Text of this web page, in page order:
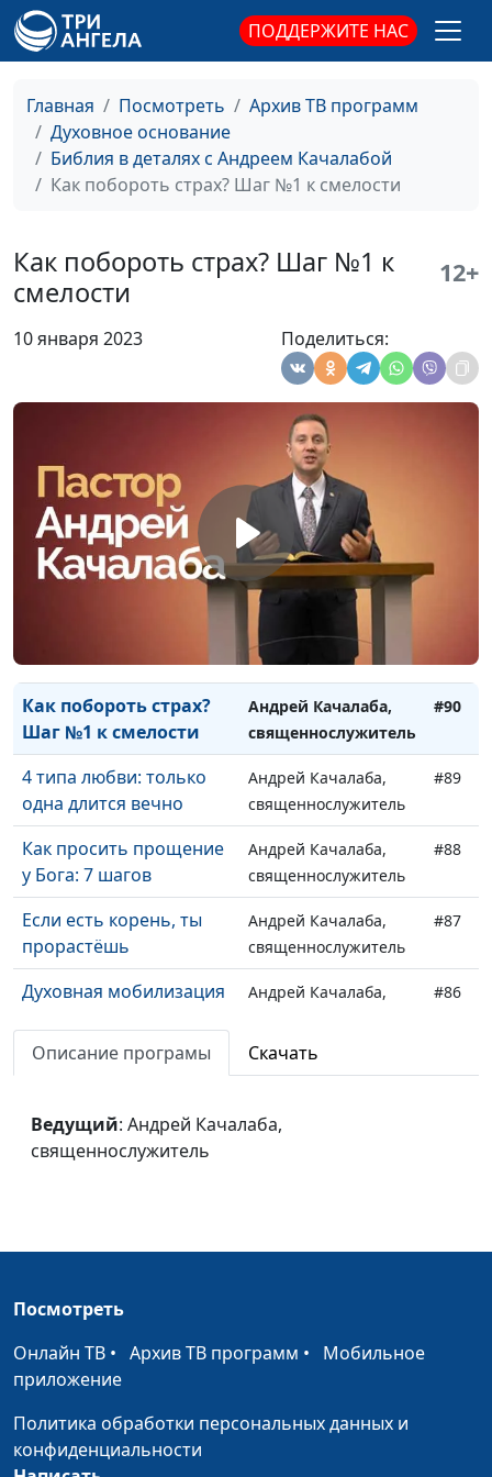
ПОДДЕРЖИТЕ НАС
Главная Посмотреть
Архив ТВ программ
Духовное основание
Библия в деталях с Андреем Качалабой
Как побороть страх? Шаг №1 к смелости
Как побороть страх? Шаг №1 к
смелости
12+
10 января 2023 Поделиться:
суицидом: в чём
надежда для каждого
священнослужитель
Лицемерие - грех?
священнослужитель
Не суди другого
Андрей Качалаба,
Помогает ли Бог
маловерным?
Андрей Качалаба,
#95
Потеря ребёнка: что
Андрей Качалаба,
священнослужитель
верующим в
современном мире
Андрей Качалаба,
священнослужитель
Квартирный вопрос:
тайны храма Соломона
Андрей Качалаба,
священнослужитель
Предательство Петра:
Христом
Андрей Качалаба,
священнослужитель
Как побороть страх?
Шаг №1 к смелости
Андрей Качалаба,
священнослужитель
#90
4 типа любви: только
одна длится вечно
Андрей Качалаба,
священнослужитель
#89
Как просить прощение
у Бога: 7 шагов
Андрей Качалаба,
священнослужитель
#88
Если есть корень, ты
прорастёшь
Андрей Качалаба,
священнослужитель
#87
Духовная мобилизация
Андрей Качалаба,
#86
Почему мы лезем в
Андрей Качалаба,
Три способа услышать
голос Бога в своей
Андрей Качалаба,
молитвы людей?
священнослужитель
Пожелания на Новый
Хвастовство и
нехристианский
характер
Описание програмы Скачать
Ведущий: Андрей Качалаба,
священнослужитель
Посмотреть
Онлайн ТВ • Архив ТВ программ • Мобильное
приложение
Политика обработки персональных данных и
конфиденциальности